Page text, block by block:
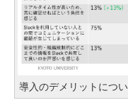
導入のデメリットにつ